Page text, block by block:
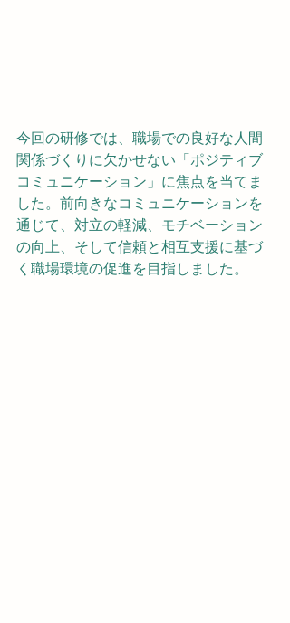
今回の研修では、職場での良好な人間
関係づくりに欠かせない「ポジティブ
コミュニケーション」に焦点を当てま
した。前向きなコミュニケーションを
通じて、対立の軽減、モチベーション
の向上、そして信頼と相互支援に基づ
く職場環境の促進を目指しました。